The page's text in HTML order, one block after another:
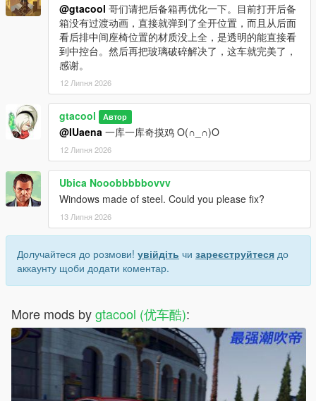
@gtacool 哥们请把后备箱再优化一下。目前打开后备
箱没有过渡动画，直接就弹到了全开位置，而且从后面
看后排中间座椅位置的材质没上全，是透明的能直接看
到中控台。然后再把玻璃破碎解决了，这车就完美了，
感谢。
12 Липня 2026
gtacool Автор
@IUaena 一库一库奇摸鸡 O(∩_∩)O
12 Липня 2026
Ubica Nooobbbbbovvv
Windows made of steel. Could you please fix?
13 Липня 2026
Долучайтеся до розмови! увійдіть чи зареєструйтеся до
аккаунту щоби додати коментар.
More mods bygtacool (优车酷):